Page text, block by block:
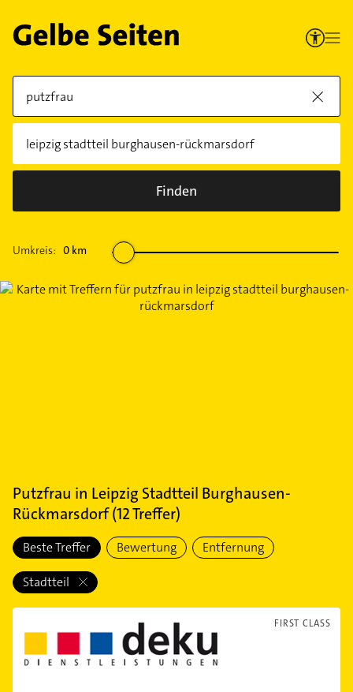
Finden
Umkreis: 0 km
Putzfrau in Leipzig Stadtteil Burghausen-
Rückmarsdorf(12Treffer)
Beste Treffer Bewertung Entfernung
Stadtteil
FIRST CLASS